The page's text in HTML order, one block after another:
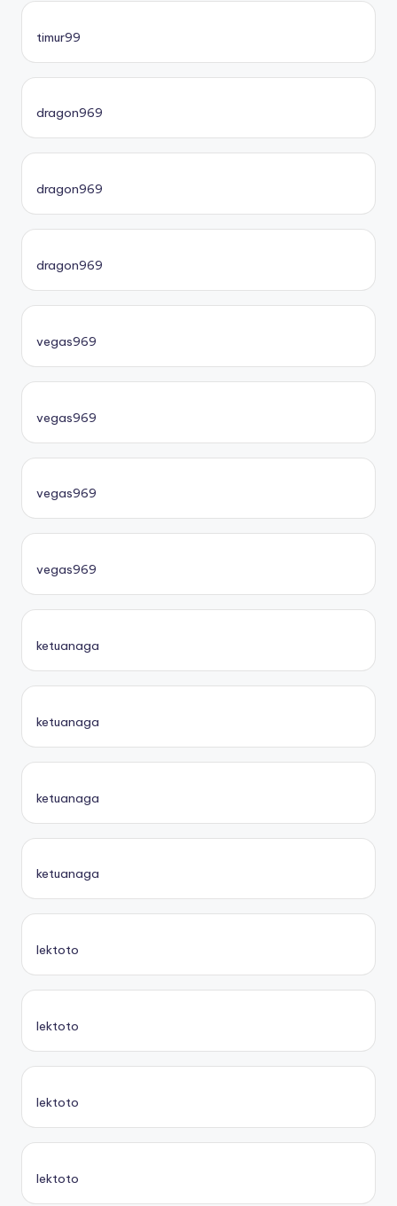
timur99
dragon969
dragon969
dragon969
vegas969
vegas969
vegas969
vegas969
ketuanaga
ketuanaga
ketuanaga
ketuanaga
lektoto
lektoto
lektoto
lektoto